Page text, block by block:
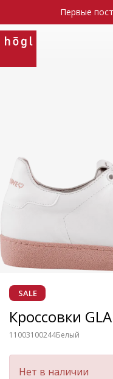
Первые
SALE
Кроссовки
11003100244Белый
Нет в наличии